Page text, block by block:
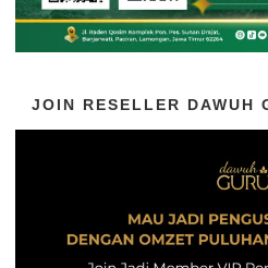
JOIN RESELLER DAWUH